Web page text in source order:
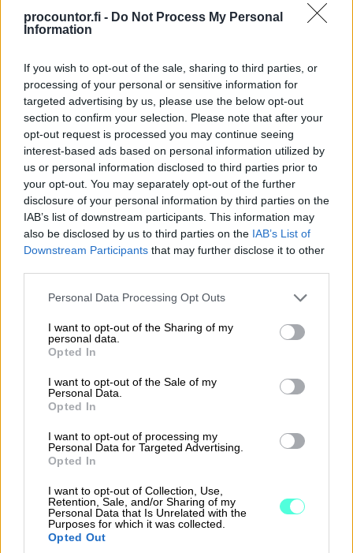
procountor.fi - Do Not Process My Personal
Information
If you wish to opt-out of the sale, sharing to third parties, or
processing of your personal or sensitive information for
targeted advertising by us, please use the below opt-out
section to confirm your selection. Please note that after your
opt-out request is processed you may continue seeing
interest-based ads based on personal information utilized by
us or personal information disclosed to third parties prior to
your opt-out. You may separately opt-out of the further
disclosure of your personal information by third parties on the
IAB’s list of downstream participants. This information may
also be disclosed by us to third parties on the IAB’s List of
Downstream Participants that may further disclose it to other
Please note that this website/app uses one or more Google
not limited to your visit or usage behaviour. You may click to
grant or deny consent to Google and its third-party tags to
use your data for below specified purposes in below Google
consent section.
Personal Data Processing Opt Outs
I want to opt-out of the Sharing of my
personal data.
Opted In
I want to opt-out of the Sale of my
Personal Data.
Opted In
I want to opt-out of processing my
Personal Data for Targeted Advertising.
Opted In
I want to opt-out of Collection, Use,
Retention, Sale, and/or Sharing of my
Personal Data that Is Unrelated with the
Purposes for which it was collected.
Opted Out
01.06.2026
Lomautusilmoitus
työntekijälle – miten
lomautuksesta ilmoittaminen
tapahtuu? Lataa malli Finago
Sopimuskoneesta
Lomautusta koskevat
ilmoitusvelvoitteet on tärkeää hoitaa
kirjallisesti ja kattavasti, jottei
lomauttamisen toteuttamistavasta tai
epäselvyyksiä työnantajan ja
työntekijän...
LUE ARTIKKELI